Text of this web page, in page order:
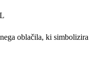
oblačila, ki simbolizira